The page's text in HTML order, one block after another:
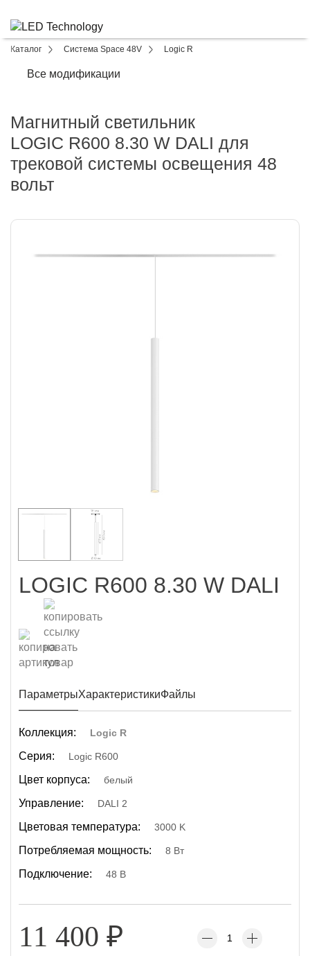
Каталог Система Space 48V Logic R
Все модификации
Магнитный светильник
LOGIC R600 8.30 W DALI для
трековой системы освещения 48
вольт
LOGIC R600 8.30 W DALI
ПараметрыХарактеристикиФайлы
Коллекция: Logic R
Серия: Logic R600
Цвет корпуса: белый
Управление: DALI 2
Цветовая температура: 3000 K
Потребляемая мощность: 8 Вт
Подключение: 48 В
11 400 ₽